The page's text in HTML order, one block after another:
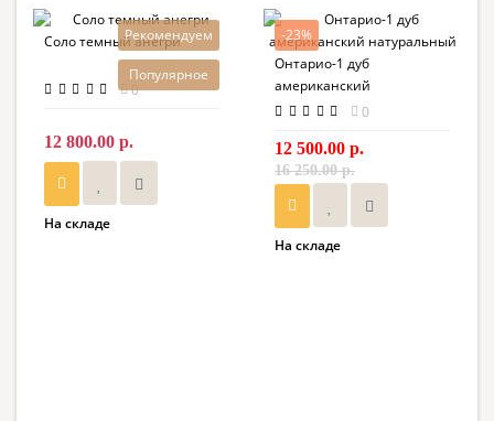
Рекомендуем
Популярное
Соло темный анегри
0
12 800.00 р.
На складе
-23%
Онтарио-1 дуб
американский
натуральный0
12 500.00 р.
16 250.00 р.
На складе